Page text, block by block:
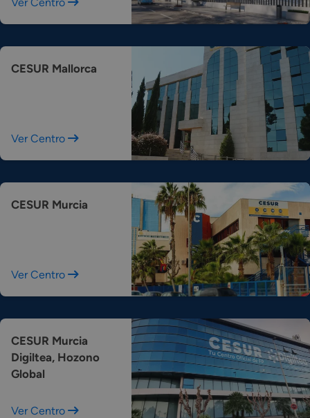
CESUR Mallorca
Ver Centro
CESUR Murcia
Ver Centro
CESUR Murcia
Digiltea, Hozono
Global
Ver Centro